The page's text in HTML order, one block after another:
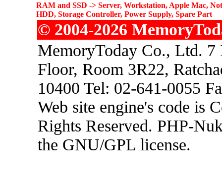
RAM and SSD -> Server, Workstation, Apple Mac,
HDD, Storage Controller, Power Supply, Spare Part
© 2004-2026
MemoryToday Co., Ltd.
Floor, Room 3R22,
10400 Tel: 02-641-0055
Web site engine's code is
Rights Reserved. PHP-
the GNU/GPL license.